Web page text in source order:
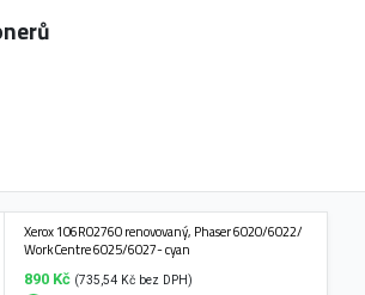
Xerox 106R02760 renovovaný, Phaser 6020/6022/
WorkCentre 6025/6027- cyan
890 Kč (735,54 Kč bez DPH)